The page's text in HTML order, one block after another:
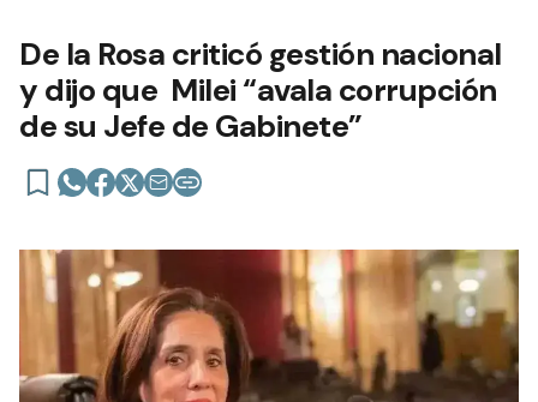
De la Rosa criticó gestión nacional
y dijo que Milei “avala corrupción
de su Jefe de Gabinete”